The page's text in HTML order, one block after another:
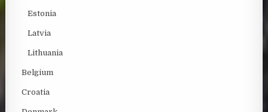
Estonia
Latvia
Lithuania
Belgium
Croatia